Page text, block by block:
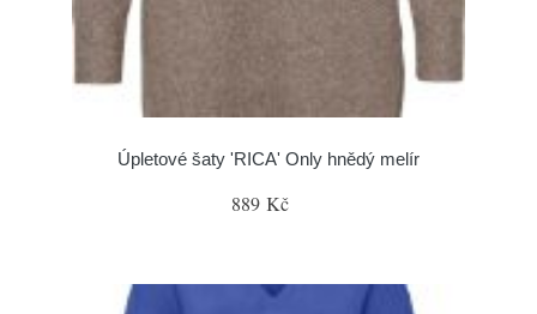
Úpletové šaty 'RICA' Only hnědý melír
889 Kč